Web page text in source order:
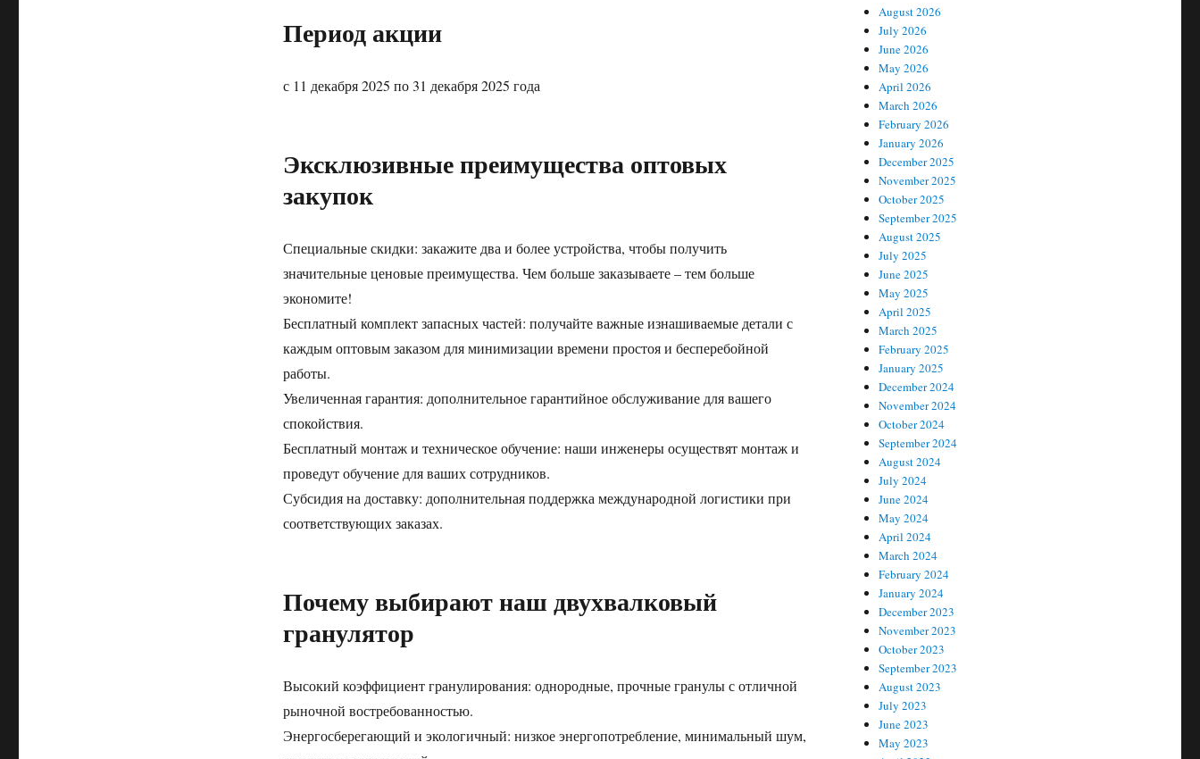
Период акции
с 11 декабря 2025 по 31 декабря 2025 года
Эксклюзивные преимущества оптовых
закупок
Специальные скидки: закажите два и более устройства, чтобы получить
значительные ценовые преимущества. Чем больше заказываете – тем больше
экономите!
Бесплатный комплект запасных частей: получайте важные изнашиваемые детали с
каждым оптовым заказом для минимизации времени простоя и бесперебойной
работы.
Увеличенная гарантия: дополнительное гарантийное обслуживание для вашего
спокойствия.
Бесплатный монтаж и техническое обучение: наши инженеры осуществят монтаж и
проведут обучение для ваших сотрудников.
Субсидия на доставку: дополнительная поддержка международной логистики при
соответствующих заказах.
Почему выбирают наш двухвалковый
гранулятор
Высокий коэффициент гранулирования: однородные, прочные гранулы с отличной
рыночной востребованностью.
Энергосберегающий и экологичный: низкое энергопотребление, минимальный шум,
August 2026
July 2026
June 2026
May 2026
April 2026
March 2026
February 2026
January 2026
December 2025
November 2025
October 2025
September 2025
August 2025
July 2025
June 2025
May 2025
April 2025
March 2025
February 2025
January 2025
December 2024
November 2024
October 2024
September 2024
August 2024
July 2024
June 2024
May 2024
April 2024
March 2024
February 2024
January 2024
December 2023
November 2023
October 2023
September 2023
August 2023
July 2023
June 2023
May 2023